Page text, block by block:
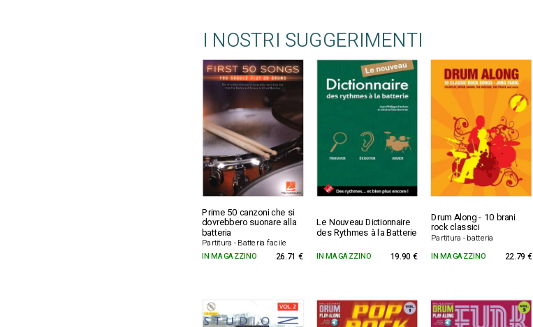
I NOSTRI SUGGERIMENTI
Prime 50 canzoni che si
dovrebbero suonare alla
batteria
Partitura - Batteria facile
Le Nouveau Dictionnaire
des Rythmes à la Batterie
Drum Along - 10 brani
rock classici
Partitura - batteria
IN MAGAZZINO 26.71 € IN MAGAZZINO 19.90 € IN MAGAZZINO 22.79 €